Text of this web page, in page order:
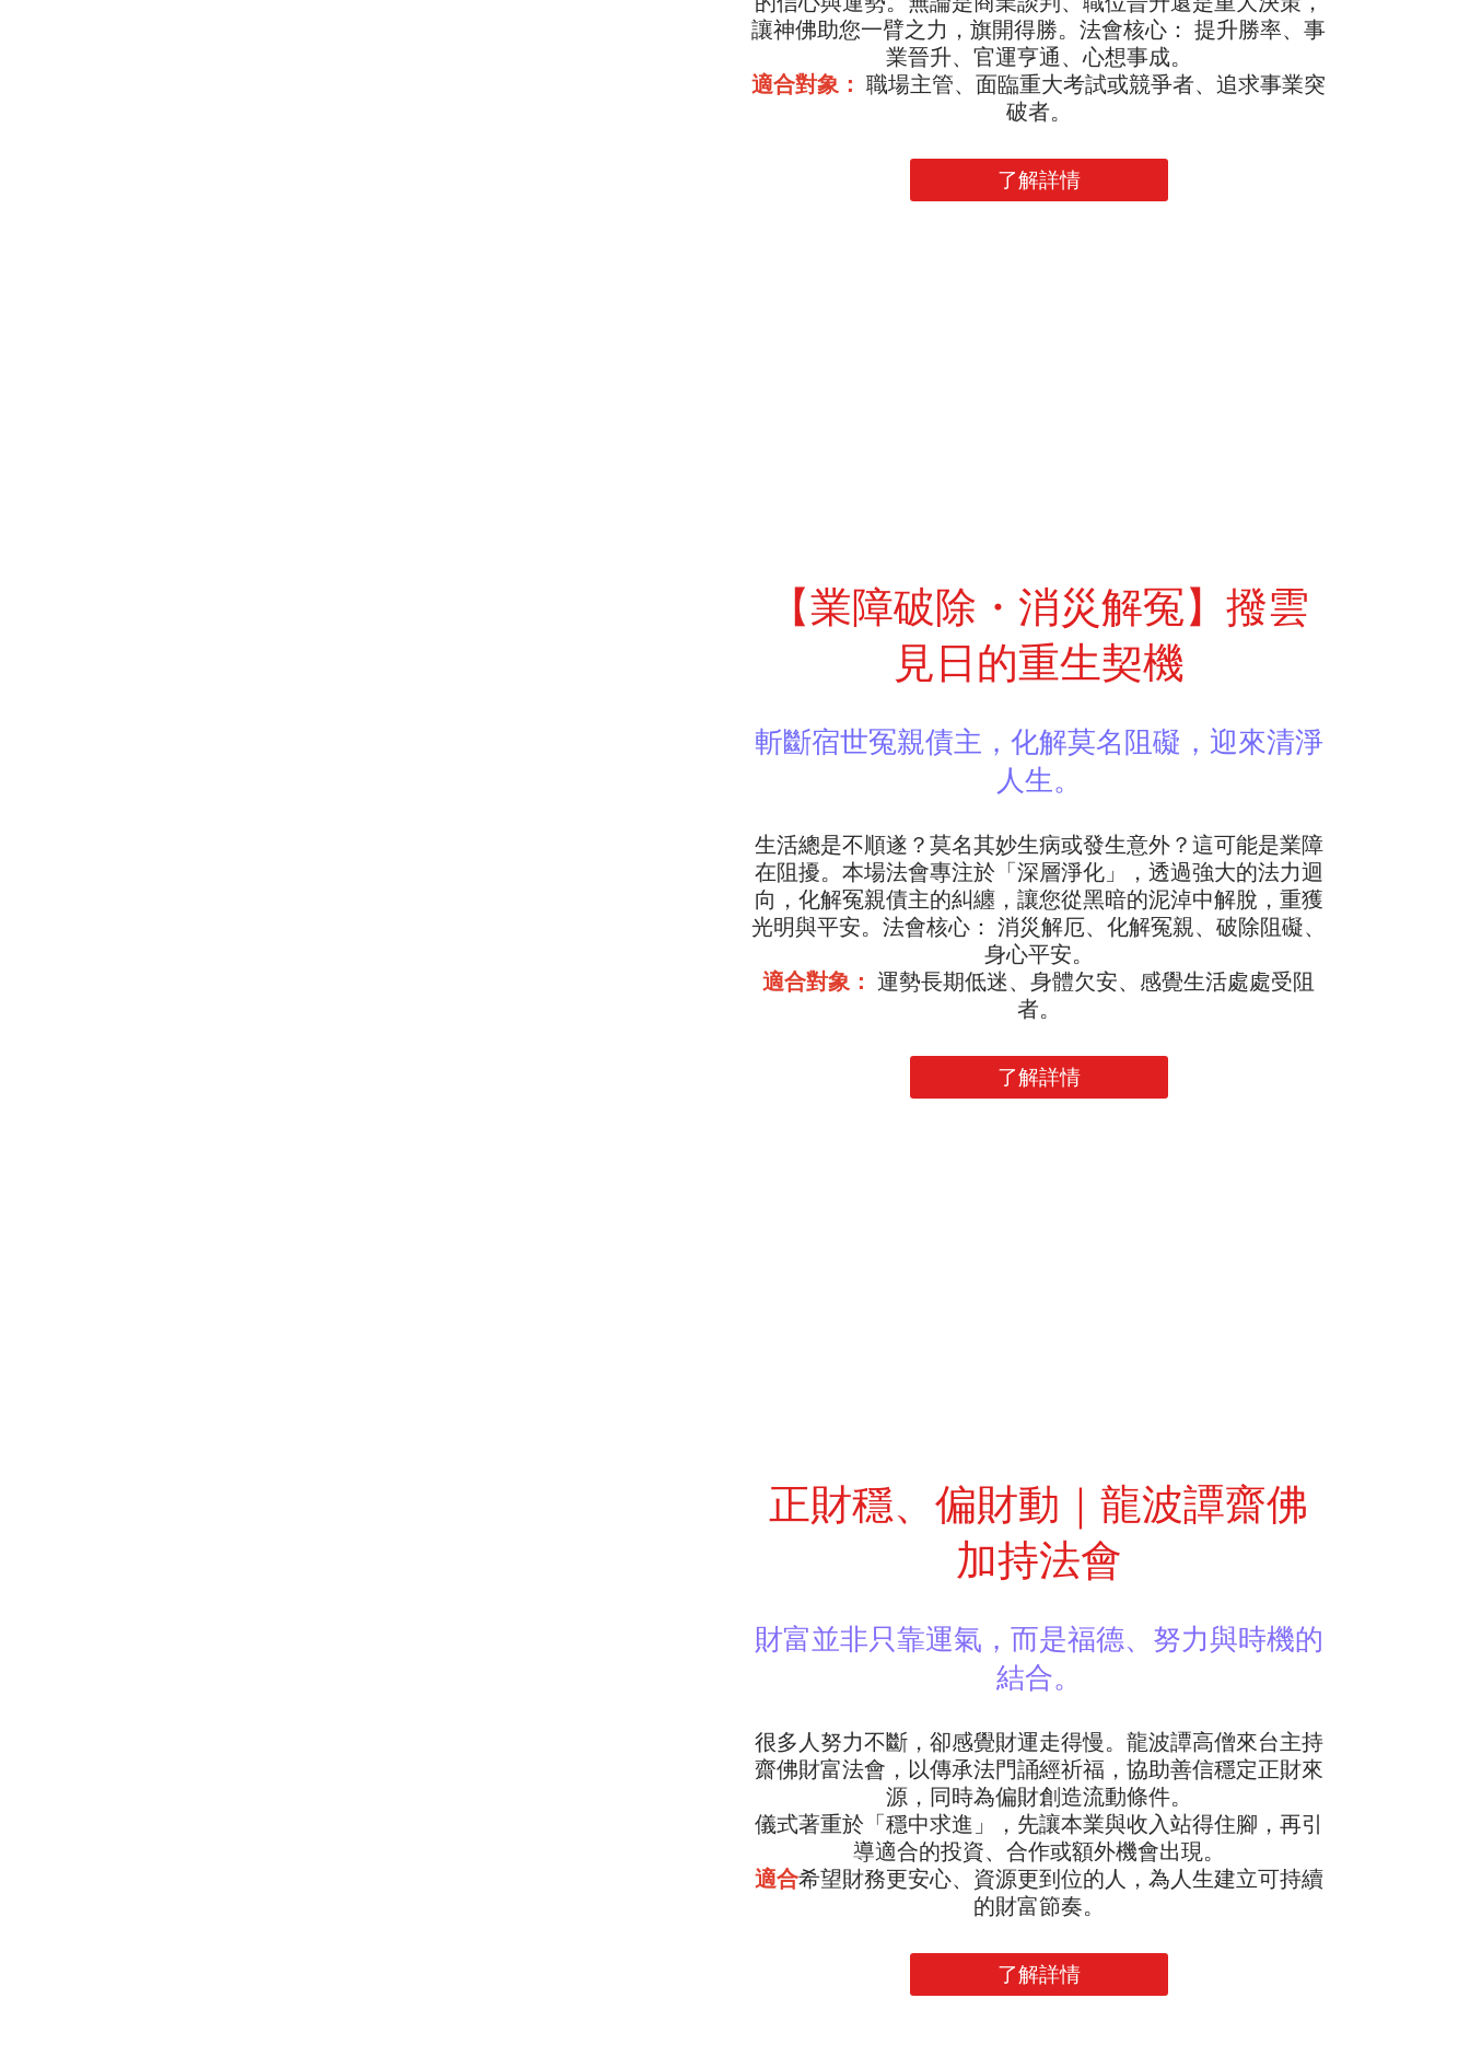
讓神佛助您一臂之力，旗開得勝。法會核心： 提升勝率、事
業晉升、官運亨通、心想事成。
適合對象： 職場主管、面臨重大考試或競爭者、追求事業突
破者。
了解詳情
【業障破除・消災解冤】撥雲
見日的重生契機
斬斷宿世冤親債主，化解莫名阻礙，迎來清淨
人生。
生活總是不順遂？莫名其妙生病或發生意外？這可能是業障
在阻擾。本場法會專注於「深層淨化」，透過強大的法力迴
向，化解冤親債主的糾纏，讓您從黑暗的泥淖中解脫，重獲
光明與平安。法會核心： 消災解厄、化解冤親、破除阻礙、
身心平安。
適合對象： 運勢長期低迷、身體欠安、感覺生活處處受阻
者。
了解詳情
正財穩、偏財動｜龍波譚齋佛
加持法會
財富並非只靠運氣，而是福德、努力與時機的
結合。
很多人努力不斷，卻感覺財運走得慢。龍波譚高僧來台主持
齋佛財富法會，以傳承法門誦經祈福，協助善信穩定正財來
源，同時為偏財創造流動條件。
儀式著重於「穩中求進」，先讓本業與收入站得住腳，再引
導適合的投資、合作或額外機會出現。
適合希望財務更安心、資源更到位的人，為人生建立可持續
的財富節奏。
了解詳情